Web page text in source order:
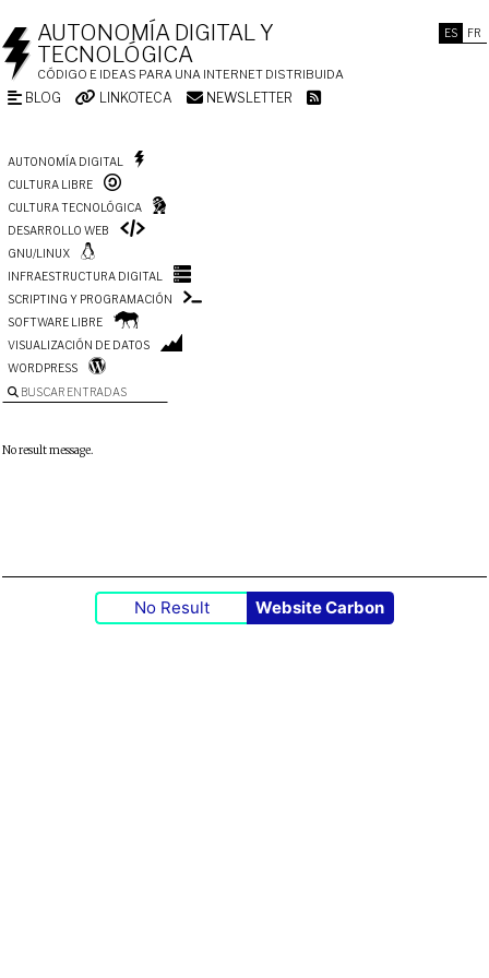
ES FR
AUTONOMÍA DIGITAL Y
TECNOLÓGICA
CÓDIGO E IDEAS PARA UNA INTERNET DISTRIBUIDA
BLOG LINKOTECA NEWSLETTER
AUTONOMÍA DIGITAL
CULTURA LIBRE
CULTURA TECNOLÓGICA
DESARROLLO WEB
GNU/LINUX
INFRAESTRUCTURA DIGITAL
SCRIPTING Y PROGRAMACIÓN
SOFTWARE LIBRE
VISUALIZACIÓN DE DATOS
WORDPRESS
BUSCAR ENTRADAS
No result message.
No Result Website Carbon